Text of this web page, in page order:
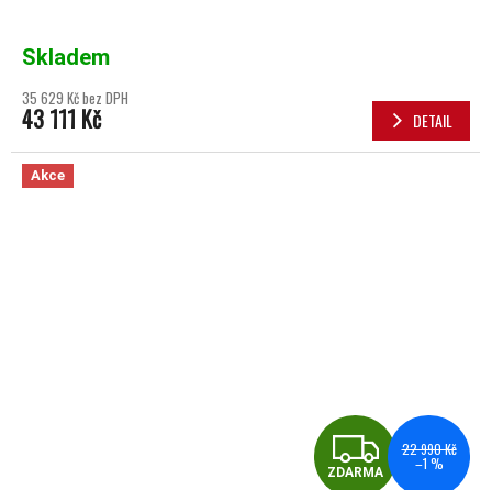
Skladem
35 629 Kč bez DPH
43 111 Kč DETAIL
Akce
ZDARMA
22 990 Kč
–1 %